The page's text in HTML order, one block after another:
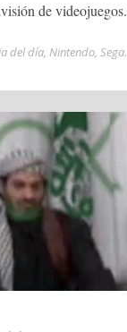
de videojuegos.
del día, Nintendo, Sega.